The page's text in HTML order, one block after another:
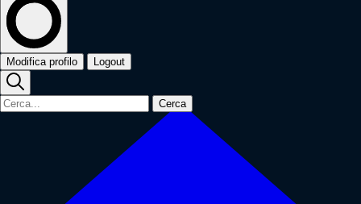
Modifica profilo Logout
Cerca